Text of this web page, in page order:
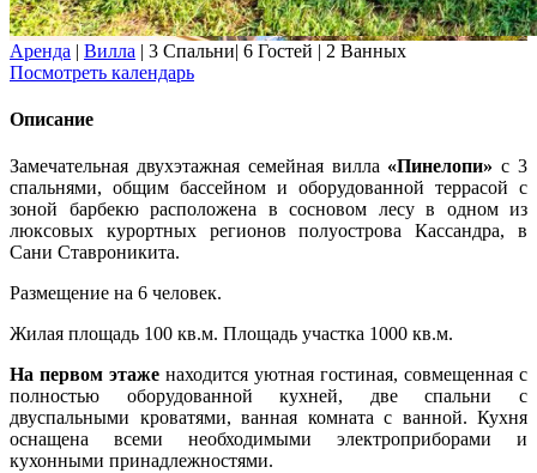
Аренда | Вилла | 3 Спальни| 6 Гостей | 2 Ванных
Посмотреть календарь
Описание
Замечательная двухэтажная семейная вилла «Пинелопи» с 3
спальнями, общим бассейном и оборудованной террасой с
зоной барбекю расположена в сосновом лесу в одном из
люксовых курортных регионов полуострова Кассандра, в
Сани Ставроникита.
Размещение на 6 человек.
Жилая площадь 100 кв.м. Площадь участка 1000 кв.м.
На первом этаже находится уютная гостиная, совмещенная с
полностью оборудованной кухней, две спальни с
двуспальными кроватями, ванная комната с ванной. Кухня
оснащена всеми необходимыми электроприборами и
кухонными принадлежностями.